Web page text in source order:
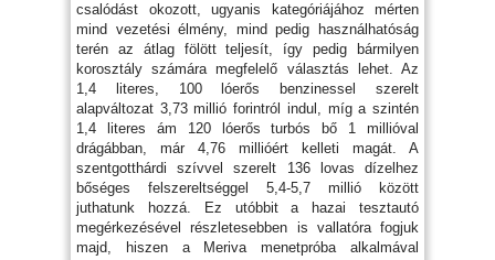
csalódást okozott, ugyanis kategóriájához mérten
mind vezetési élmény, mind pedig használhatóság
terén az átlag fölött teljesít, így pedig bármilyen
korosztály számára megfelelő választás lehet. Az
1,4 literes, 100 lóerős benzinessel szerelt
alapváltozat 3,73 millió forintról indul, míg a szintén
1,4 literes ám 120 lóerős turbós bő 1 millióval
drágábban, már 4,76 millióért kelleti magát. A
szentgotthárdi szívvel szerelt 136 lovas dízelhez
bőséges felszereltséggel 5,4-5,7 millió között
juthatunk hozzá. Ez utóbbit a hazai tesztautó
megérkezésével részletesebben is vallatóra fogjuk
majd, hiszen a Meriva menetpróba alkalmával